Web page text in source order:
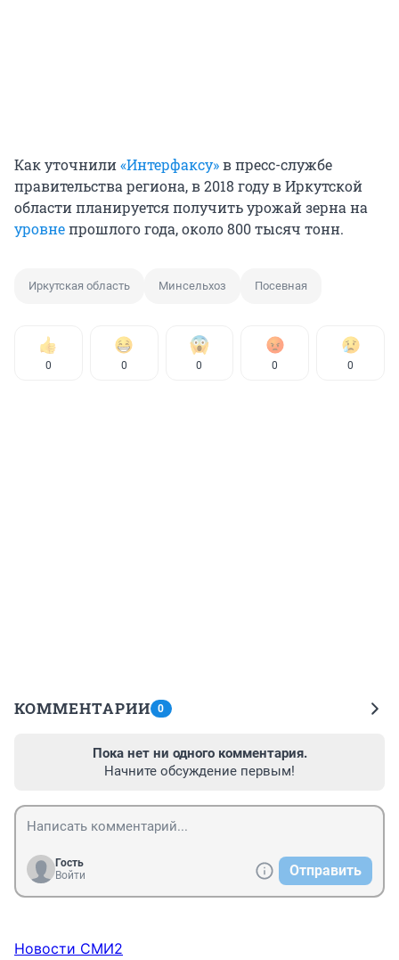
Как уточнили«Интерфаксу»в пресс-службе
правительства региона, в 2018 году в Иркутской
области планируется получить урожай зерна на
уровнепрошлого года, около 800 тысяч тонн.
Иркутская область Минсельхоз Посевная
0 0 0 0 0
КОММЕНТАРИИ 0
Пока нет ни одного комментария.
Начните обсуждение первым!
Гость
Войти
Отправить
Новости СМИ2